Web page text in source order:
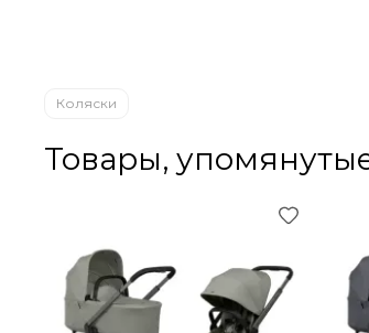
Коляски
Товары,